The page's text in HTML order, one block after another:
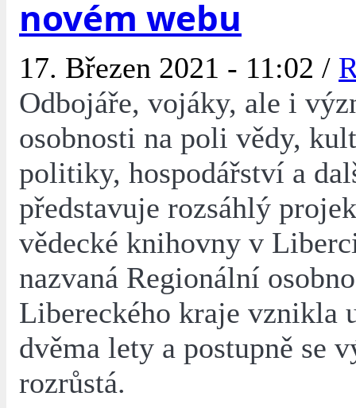
novém webu
17. Březen 2021 - 11:02 /
Odbojáře, vojáky, ale i
osobnosti na poli vědy,
politiky, hospodářství a
představuje rozsáhlý
vědecké knihovny v
nazvaná Regionální
Libereckého kraje vznikla
dvěma lety a postupně se
rozrůstá.